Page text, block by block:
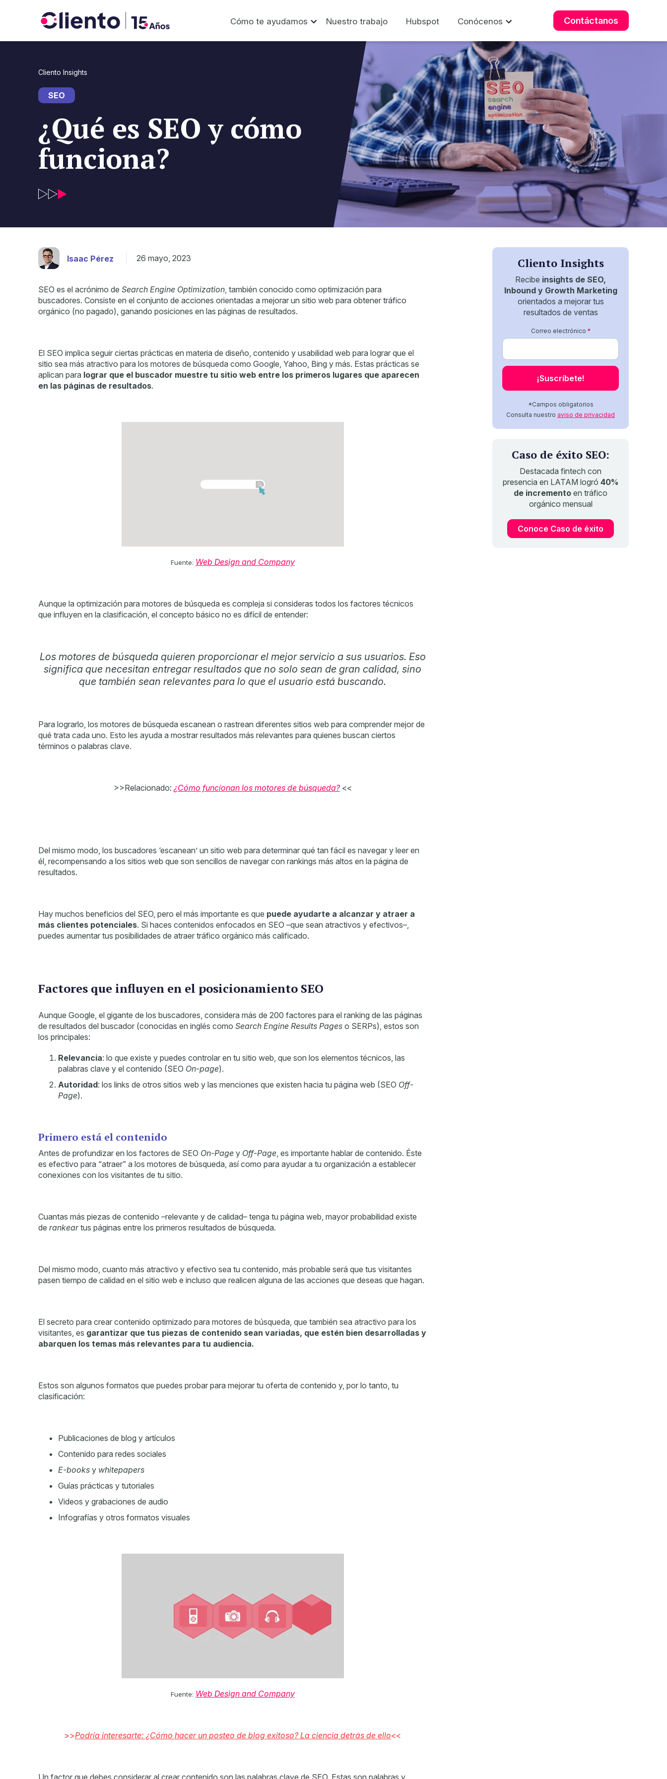
Cómo te ayudamos Nuestro trabajo Hubspot Conócenos Contáctanos
Cliento Insights
SEO
¿Qué es SEO y cómo
funciona?
Isaac Pérez 26 mayo, 2023
SEO es el acrónimo de Search Engine Optimization, también conocido como optimización para
buscadores. Consiste en el conjunto de acciones orientadas a mejorar un sitio web para obtener tráfico
orgánico (no pagado), ganando posiciones en las páginas de resultados.
El SEO implica seguir ciertas prácticas en materia de diseño, contenido y usabilidad web para lograr que el
sitio sea más atractivo para los motores de búsqueda como Google, Yahoo, Bing y más. Estas prácticas se
aplican para lograr que el buscador muestre tu sitio web entre los primeros lugares que aparecen
en las páginas de resultados.
Fuente: Web Design and Company
Aunque la optimización para motores de búsqueda es compleja si consideras todos los factores técnicos
que influyen en la clasificación, el concepto básico no es difícil de entender:
Los motores de búsqueda quieren proporcionar el mejor servicio a sus usuarios. Eso
significa que necesitan entregar resultados que no solo sean de gran calidad, sino
que también sean relevantes para lo que el usuario está buscando.
Para lograrlo, los motores de búsqueda escanean o rastrean diferentes sitios web para comprender mejor de
qué trata cada uno. Esto les ayuda a mostrar resultados más relevantes para quienes buscan ciertos
términos o palabras clave.
>>Relacionado: ¿Cómo funcionan los motores de búsqueda?<<
Del mismo modo, los buscadores ‘escanean’ un sitio web para determinar qué tan fácil es navegar y leer en
él, recompensando a los sitios web que son sencillos de navegar con rankings más altos en la página de
resultados.
Hay muchos beneficios del SEO, pero el más importante es que puede ayudarte a alcanzar y atraer a
más clientes potenciales. Si haces contenidos enfocados en SEO –que sean atractivos y efectivos–,
puedes aumentar tus posibilidades de atraer tráfico orgánico más calificado.
Factores que influyen en el posicionamiento SEO
Aunque Google, el gigante de los buscadores, considera más de 200 factores para el ranking de las páginas
de resultados del buscador (conocidas en inglés como Search Engine Results Pages o SERPs), estos son
los principales:
Relevancia: lo que existe y puedes controlar en tu sitio web, que son los elementos técnicos, las
palabras clave y el contenido (SEO On-page).
Autoridad: los links de otros sitios web y las menciones que existen hacia tu página web (SEO Off-
Page).
Primero está el contenido
Antes de profundizar en los factores de SEO On-Page y Off-Page, es importante hablar de contenido. Éste
es efectivo para “atraer” a los motores de búsqueda, así como para ayudar a tu organización a establecer
conexiones con los visitantes de tu sitio.
Cuantas más piezas de contenido –relevante y de calidad– tenga tu página web, mayor probabilidad existe
de rankeartus páginas entre los primeros resultados de búsqueda.
Del mismo modo, cuanto más atractivo y efectivo sea tu contenido, más probable será que tus visitantes
pasen tiempo de calidad en el sitio web e incluso que realicen alguna de las acciones que deseas que hagan.
El secreto para crear contenido optimizado para motores de búsqueda, que también sea atractivo para los
visitantes, es garantizar que tus piezas de contenido sean variadas, que estén bien desarrolladas y
abarquen los temas más relevantes para tu audiencia.
Estos son algunos formatos que puedes probar para mejorar tu oferta de contenido y, por lo tanto, tu
clasificación:
Publicaciones de blog y artículos
Contenido para redes sociales
E-books y whitepapers
Guías prácticas y tutoriales
Videos y grabaciones de audio
Infografías y otros formatos visuales
Fuente: Web Design and Company
>>Podría interesarte: ¿Cómo hacer un posteo de blog exitoso? La ciencia detrás de ello<<
Un factor que debes considerar al crear contenido son las palabras clave de SEO. Estas son palabras y
Caso de éxito SEO:
Destacada fintech con
presencia en LATAM logró 40%
de incremento en tráfico
orgánico mensual
Conoce Caso de éxito
Cliento Insights
Recibe insights de SEO,
Inbound y Growth Marketing
orientados a mejorar tus
resultados de ventas
Correo electrónico *
*Campos obligatorios
Consulta nuestro aviso de privacidad